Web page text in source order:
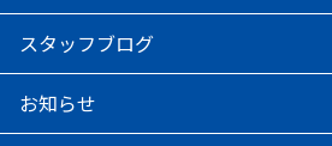
スタッフブログ
お知らせ